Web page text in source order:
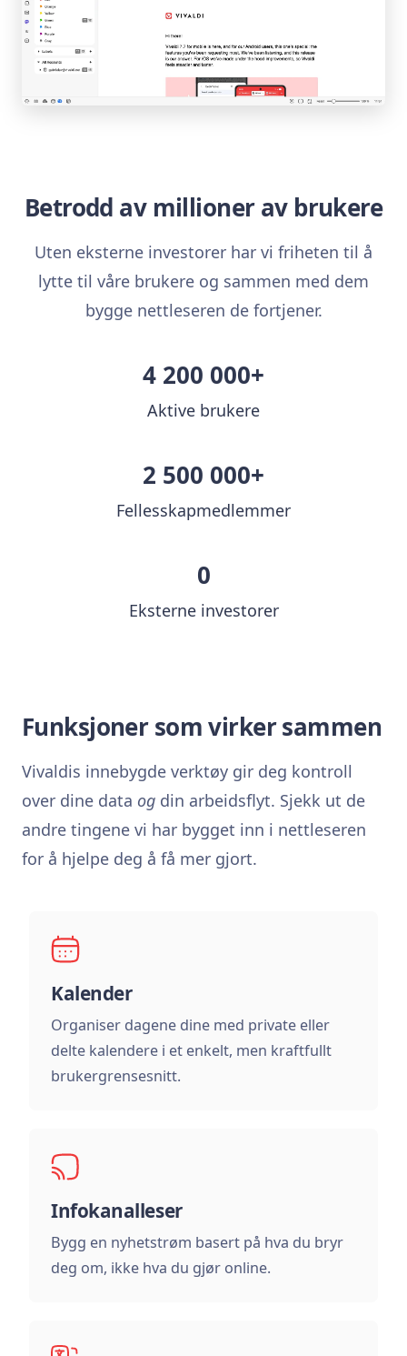
Betrodd av millioner av brukere
Uten eksterne investorer har vi friheten til å
lytte til våre brukere og sammen med dem
bygge nettleseren de fortjener.
4 200 000+
Aktive brukere
2 500 000+
Fellesskapmedlemmer
0
Eksterne investorer
Funksjoner som virker sammen
Vivaldis innebygde verktøy gir deg kontroll
over dine data og din arbeidsflyt. Sjekk ut de
andre tingene vi har bygget inn i nettleseren
for å hjelpe deg å få mer gjort.
Kalender
Organiser dagene dine med private eller
delte kalendere i et enkelt, men kraftfullt
brukergrensesnitt.
Infokanalleser
Bygg en nyhetstrøm basert på hva du bryr
deg om, ikke hva du gjør online.